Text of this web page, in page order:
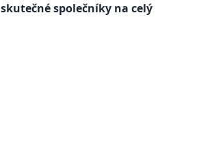
skutečné společníky na celý